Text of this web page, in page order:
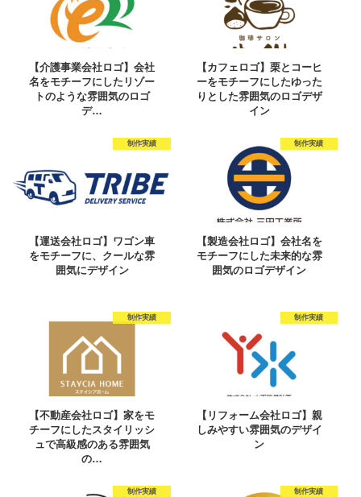
【介護事業会社ロゴ】会社
名をモチーフにしたリゾー
トのような雰囲気のロゴ
デ…
【カフェロゴ】栗とコーヒ
ーをモチーフにしたゆった
りとした雰囲気のロゴデザ
イン
制作実績
【運送会社ロゴ】ワゴン車
をモチーフに、クールな雰
囲気にデザイン
制作実績
【製造会社ロゴ】会社名を
モチーフにした未来的な雰
囲気のロゴデザイン
制作実績
【不動産会社ロゴ】家をモ
チーフにしたスタイリッシ
ュで高級感のある雰囲気
の…
制作実績
【リフォーム会社ロゴ】親
しみやすい雰囲気のデザイ
ン
制作実績 制作実績